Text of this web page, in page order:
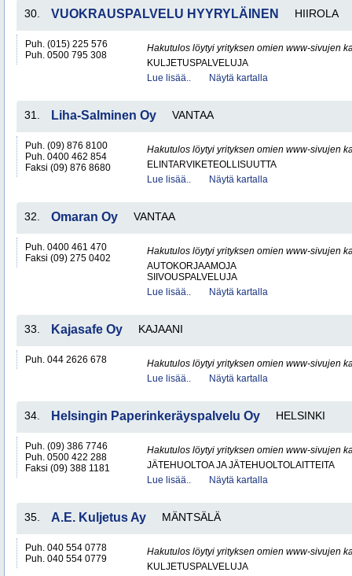
30. VUOKRAUSPALVELU HYYRYLÄINEN HIIROLA
Puh. (015) 225 576
Puh. 0500 795 308
Hakutulos löytyi yrityksen omien www-sivujen
KULJETUSPALVELUJA
Lue lisää..
Näytä kartalla
31. Liha-Salminen Oy VANTAA
Puh. (09) 876 8100
Puh. 0400 462 854
Faksi (09) 876 8680
Hakutulos löytyi yrityksen omien www-sivujen
ELINTARVIKETEOLLISUUTTA
Lue lisää..
Näytä kartalla
32. Omaran Oy VANTAA
Puh. 0400 461 470
Faksi (09) 275 0402
Hakutulos löytyi yrityksen omien www-sivujen
AUTOKORJAAMOJA
SIIVOUSPALVELUJA
Lue lisää..
Näytä kartalla
33. Kajasafe Oy KAJAANI
Puh. 044 2626 678
Hakutulos löytyi yrityksen omien www-sivujen
Lue lisää..
Näytä kartalla
34. Helsingin Paperinkeräyspalvelu Oy HELSINKI
Puh. (09) 386 7746
Puh. 0500 422 288
Faksi (09) 388 1181
Hakutulos löytyi yrityksen omien www-sivujen
JÄTEHUOLTOA JA JÄTEHUOLTOLAITTEITA
Lue lisää..
Näytä kartalla
35. A.E. Kuljetus Ay MÄNTSÄLÄ
Puh. 040 554 0778
Puh. 040 554 0779
Hakutulos löytyi yrityksen omien www-sivujen
KULJETUSPALVELUJA